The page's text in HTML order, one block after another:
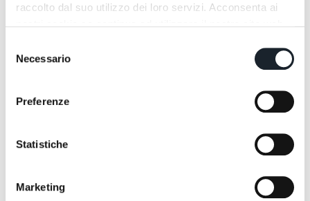
raccolto dal suo utilizzo dei loro servizi. Acconsenta ai
delNecessario
Preferenze
Statistiche
Marketing
Exhibitions
Italian Art di Londra per la
Alessandro Mendini dal 16
Exhibitions
Museum di Milano.